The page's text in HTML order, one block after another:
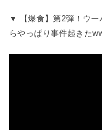
▼ 【爆食】第2弾！ウー
らやっぱり事件起きた